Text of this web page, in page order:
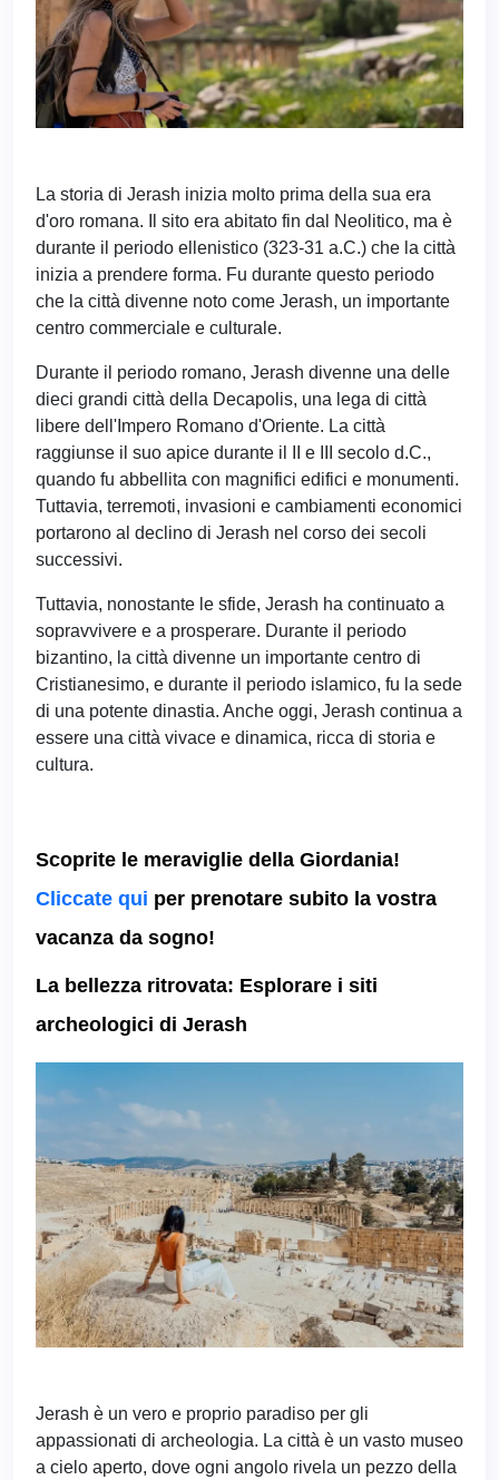
La storia di Jerash inizia molto prima della sua era
d'oro romana. Il sito era abitato fin dal Neolitico, ma è
durante il periodo ellenistico (323-31 a.C.) che la città
inizia a prendere forma. Fu durante questo periodo
che la città divenne noto come Jerash, un importante
centro commerciale e culturale.
Durante il periodo romano, Jerash divenne una delle
dieci grandi città della Decapolis, una lega di città
libere dell'Impero Romano d'Oriente. La città
raggiunse il suo apice durante il II e III secolo d.C.,
quando fu abbellita con magnifici edifici e monumenti.
Tuttavia, terremoti, invasioni e cambiamenti economici
portarono al declino di Jerash nel corso dei secoli
successivi.
Tuttavia, nonostante le sfide, Jerash ha continuato a
sopravvivere e a prosperare. Durante il periodo
bizantino, la città divenne un importante centro di
Cristianesimo, e durante il periodo islamico, fu la sede
di una potente dinastia. Anche oggi, Jerash continua a
essere una città vivace e dinamica, ricca di storia e
cultura.
Scoprite le meraviglie della Giordania!
Cliccate qui per prenotare subito la vostra
vacanza da sogno!
La bellezza ritrovata: Esplorare i siti
archeologici di Jerash
Jerash è un vero e proprio paradiso per gli
appassionati di archeologia. La città è un vasto museo
a cielo aperto, dove ogni angolo rivela un pezzo della